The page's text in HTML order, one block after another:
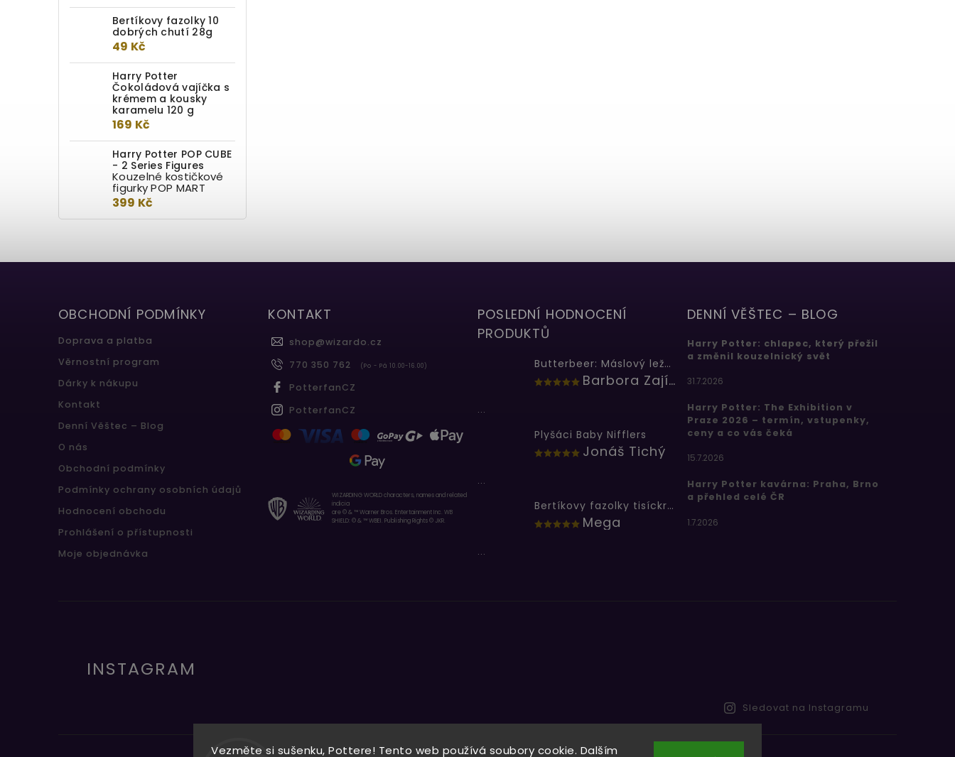
Vezměte si sušenku, Pottere! Tento web používá soubory cookie. Dalším
Bertíkovy fazolky 10
dobrých chutí 28g
49 Kč
Harry Potter
Čokoládová vajíčka s
krémem a kousky
karamelu 120 g
169 Kč
Harry Potter POP CUBE
- 2 Series Figures
Kouzelné kostičkové
figurky POP MART
399 Kč
OBCHODNÍ PODMÍNKY
Doprava a platba
Věrnostní program
Dárky k nákupu
Kontakt
Denní Věštec – Blog
O nás
Obchodní podmínky
Podmínky ochrany osobních údajů
Hodnocení obchodu
Prohlášení o přístupnosti
Moje objednávka
KONTAKT
shop@wizardo.cz
770 350 762
(Po - Pá 10.00-16.00)
PotterfanCZ
PotterfanCZ
WIZARDING WORLD characters, names and related
indicia
are © & ™ Warner Bros. Entertainment Inc. WB
SHIELD: © & ™ WBEI. Publishing Rights © JKR.
POSLEDNÍ HODNOCENÍ
PRODUKTŮ
Butterbeer: Máslový ležák
Barbora Zajícová
...
Plyšáci Baby Nifflers
Jonáš Tichý
...
Bertíkovy fazolky tisíckrát jinak
Mega
...
DENNÍ VĚŠTEC – BLOG
Harry Potter: chlapec, který přežil
a změnil kouzelnický svět
31.7.2026
Harry Potter: The Exhibition v
Praze 2026 – termín, vstupenky,
ceny a co vás čeká
15.7.2026
Harry Potter kavárna: Praha, Brno
a přehled celé ČR
1.7.2026
INSTAGRAM
Sledovat na Instagramu